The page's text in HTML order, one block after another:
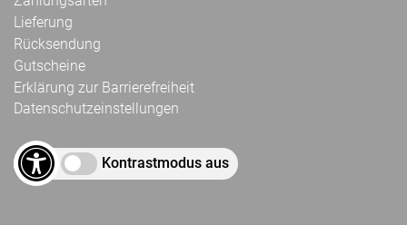
Lieferung
Rücksendung
Gutscheine
Erklärung zur Barrierefreiheit
Datenschutzeinstellungen
Kontrastmodus aus